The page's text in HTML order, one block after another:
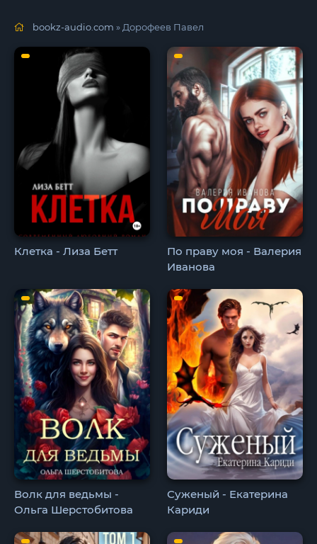
bookz-audio.com » Дорофеев Павел
Клетка - Лиза Бетт
По праву моя - Валерия
Иванова
Волк для ведьмы -
Ольга Шерстобитова
Суженый - Екатерина
Кариди